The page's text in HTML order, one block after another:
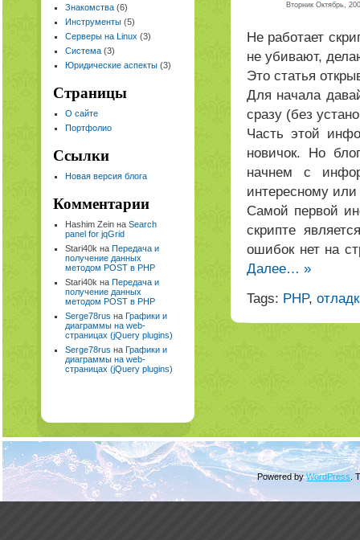
Знакомства (6)
Инструменты (5)
Серверы на Linux (3)
Система (3)
Юридические аспекты (3)
Страницы
О сайте
Портфолио
Ссылки
Новая версия блога
Комментарии
Hashim Zein на Search
panel for jqGrid
Stari40k на Передача и
получение данных
методом POST в PHP
Stari40k на Передача и
получение данных
методом POST в PHP
Serge78rus на Графики и
диаграммы на web-
страницах (jQuery plugins)
Serge78rus на Графики и
диаграммы на web-
страницах (jQuery plugins)
Вторник Октябрь,
Не работает
не убивают,
Это статья
Для начала
сразу (без
Часть этой
новичок. Но
начнем с
интересному или
Самой первой
скрипте
ошибок нет на
Далее… »
Tags: PHP,
Powered byWordPress .